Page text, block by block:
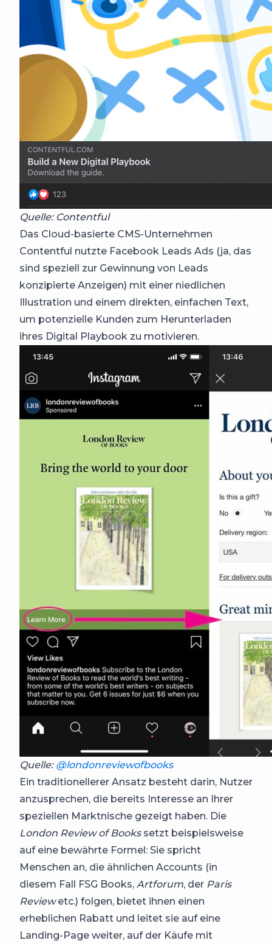
Quelle: Contentful
Das Cloud-basierte CMS-Unternehmen
Contentful nutzte Facebook Leads Ads (ja, das
sind speziell zur Gewinnung von Leads
konzipierte Anzeigen) mit einer niedlichen
Illustration und einem direkten, einfachen Text,
um potenzielle Kunden zum Herunterladen
ihres Digital Playbook zu motivieren.
Quelle:@londonreviewofbooks
Ein traditionellerer Ansatz besteht darin, Nutzer
anzusprechen, die bereits Interesse an Ihrer
speziellen Marktnische gezeigt haben. Die
London Review of Bookssetzt beispielsweise
auf eine bewährte Formel: Sie spricht
Menschen an, die ähnlichen Accounts (in
diesem Fall FSG Books, Artforum, der Paris
Reviewetc.) folgen, bietet ihnen einen
erheblichen Rabatt und leitet sie auf eine
Landing-Page weiter, auf der Käufe mit